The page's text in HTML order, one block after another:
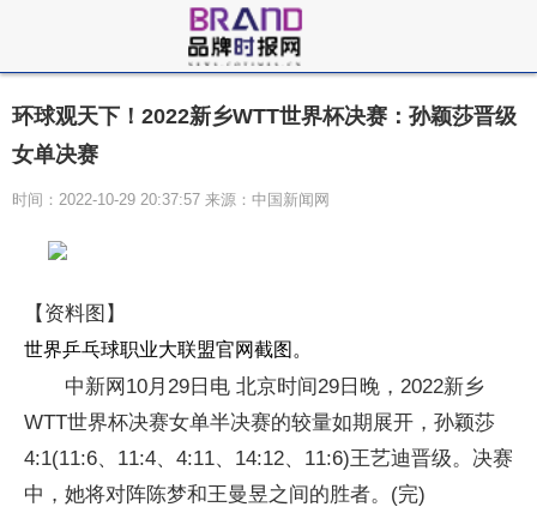
环球观天下！2022新乡WTT世界杯决赛：孙颖莎晋级
女单决赛
时间：2022-10-29 20:37:57 来源：中国新闻网
【资料图】
世界乒乓球职业大联盟官网截图。
中新网10月29日电 北京时间29日晚，2022新乡
WTT世界杯决赛女单半决赛的较量如期展开，孙颖莎
4:1(11:6、11:4、4:11、14:12、11:6)王艺迪晋级。决赛
中，她将对阵陈梦和王曼昱之间的胜者。(完)